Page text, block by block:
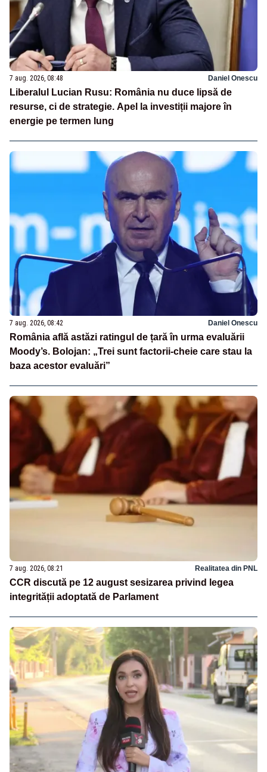
7 aug. 2026, 08:48 Daniel Onescu
Liberalul Lucian Rusu: România nu duce lipsă de
resurse, ci de strategie. Apel la investiții majore în
energie pe termen lung
7 aug. 2026, 08:42 Daniel Onescu
România află astăzi ratingul de țară în urma evaluării
Moody’s. Bolojan: „Trei sunt factorii-cheie care stau la
baza acestor evaluări”
7 aug. 2026, 08:21 Realitatea din PNL
CCR discută pe 12 august sesizarea privind legea
integrității adoptată de Parlament